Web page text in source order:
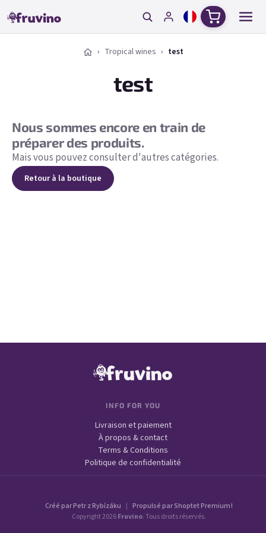
Courrier électronique
Se connecter avec Google
Panier
Tropical wines test
test
Nous sommes encore en train de
préparer des produits.
Mais vous pouvez consulter d'autres catégories.
Retour à la boutique
INFO FOR YOU
Livraison et paiement
À propos & contact
Terms & Conditions
Politique de confidentialité
Créé par Petr z Rybízáku | Propulsé par Shoptet Premium !
Copyright 2026Fruvino. Tous droits réservés.